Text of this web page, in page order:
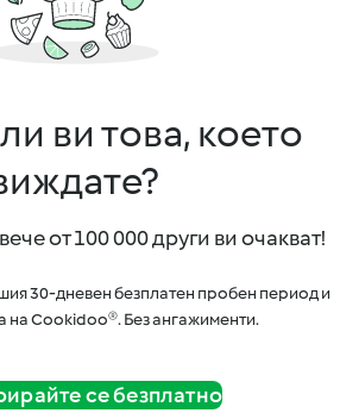
ви това, което
от 100 000 други ви очакват!
30-дневен безплатен пробен период и
на Cookidoo®. Без ангажименти.
се безплатно